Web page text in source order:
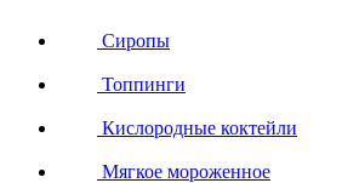
Сиропы
Топпинги
Кислородные коктейли
Мягкое мороженное